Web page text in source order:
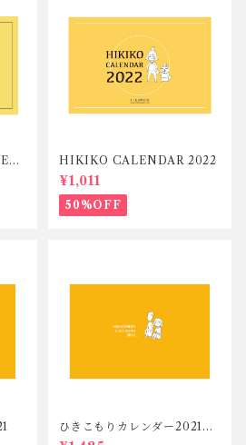
HIKIKO CALENDAR 2022
¥1,011
50%OFF
ひきこもりカレンダー2021セ
ット